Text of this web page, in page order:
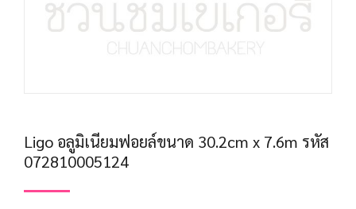
Ligo อลูมิเนียมฟอยล์ขนาด 30.2cm x 7.6m รหัส
072810005124